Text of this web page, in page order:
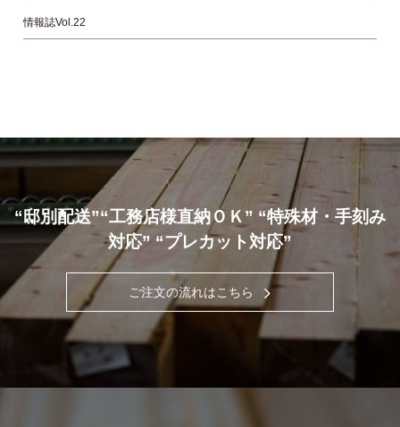
情報誌Vol.22
“邸別配送”“工務店様直納ＯＫ” “特殊材・手刻み
対応” “プレカット対応”
ご注文の流れはこちら